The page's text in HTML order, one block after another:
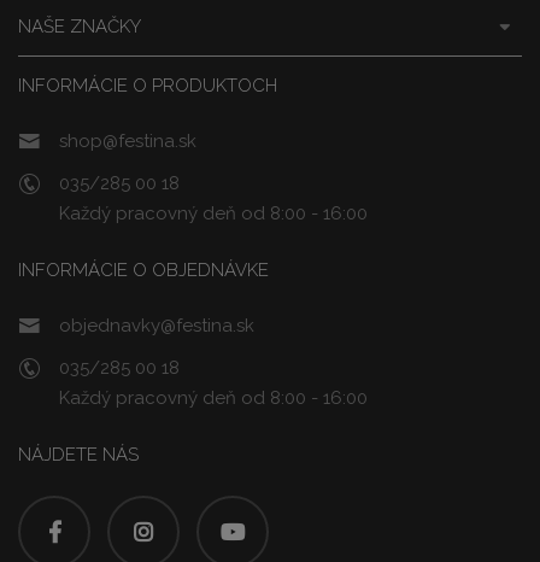
INFORMÁCIE O PRODUKTOCH
shop@festina.sk
035/285 00 18
Každý pracovný deň od 8:00 - 16:00
INFORMÁCIE O OBJEDNÁVKE
objednavky@festina.sk
035/285 00 18
Každý pracovný deň od 8:00 - 16:00
NAŠE ZNAČKY
NÁJDETE NÁS